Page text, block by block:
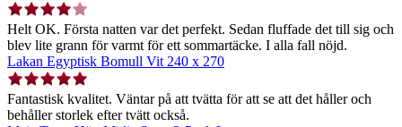
Helt OK. Första natten var det perfekt. Sedan fluffade det till sig och
blev lite grann för varmt för ett sommartäcke. I alla fall nöjd.
Lakan Egyptisk Bomull Vit 240 x 270
Fantastisk kvalitet. Väntar på att tvätta för att se att det håller och
behåller storlek efter tvätt också.